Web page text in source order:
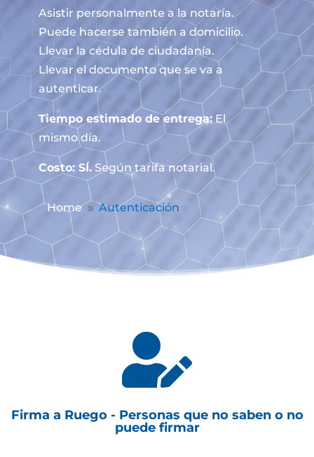
Asistir personalmente a la notaría.
Puede hacerse también a domicilio.
Llevar la cédula de ciudadanía.
Llevar el documento que se va a
autenticar.
Tiempo estimado de entrega:El
mismo día.
Costo: SÍ.Según tarifa notarial.
Home 9 Autenticación

Firma a Ruego - Personas que no saben o no
puede firmar